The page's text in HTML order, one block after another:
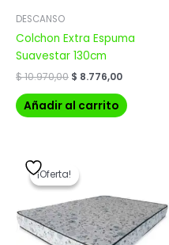
DESCANSO
Colchon Extra Espuma
Suavestar 130cm
$10.970,00 $ 8.776,00
Añadir al carrito
¡Oferta!
¡Oferta!precio
original
era:
$ 11.571,00.
es:
$ 9.256,80.